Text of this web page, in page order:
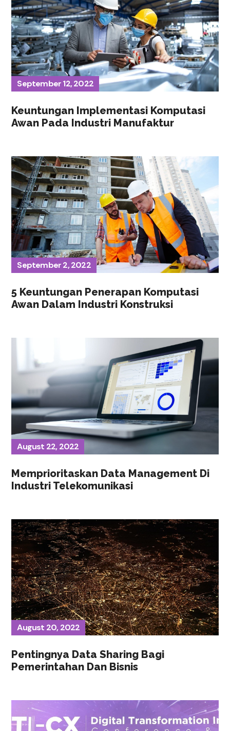
September 12, 2022
Keuntungan Implementasi Komputasi
Awan Pada Industri Manufaktur
September 2, 2022
5 Keuntungan Penerapan Komputasi
Awan Dalam Industri Konstruksi
August 22, 2022
Memprioritaskan Data Management Di
Industri Telekomunikasi
August 20, 2022
Pentingnya Data Sharing Bagi
Pemerintahan Dan Bisnis